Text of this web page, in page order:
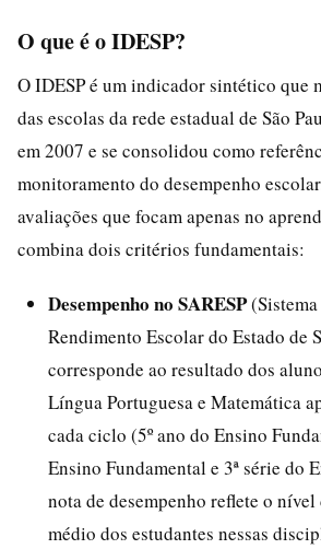
O que é o IDESP?
O IDESP é um indicador sintético que
das escolas da rede estadual de São
em 2007 e se consolidou como
monitoramento do desempenho
avaliações que focam apenas no
combina dois critérios fundamentais:
Desempenho no SARESP
Rendimento Escolar do Estado de
corresponde ao resultado dos
Língua Portuguesa e Matemática
cada ciclo (5º ano do Ensino
Ensino Fundamental e 3ª série do
nota de desempenho reflete o
médio dos estudantes nessas